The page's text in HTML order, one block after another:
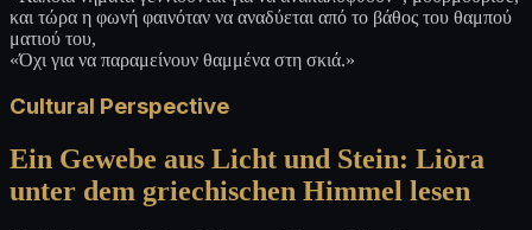
και τώρα η φωνή φαινόταν να αναδύεται από το βάθος του θαμπού
ματιού του,
«Όχι για να παραμείνουν θαμμένα στη σκιά.»
Cultural Perspective
Ein Gewebe aus Licht und Stein: Liòra
unter dem griechischen Himmel lesen